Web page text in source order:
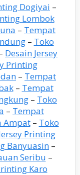
Dogiyai –
Lombok
– Tempat
– Toko
Desain Jersey
Printing
– Tempat
– Tempat
– Toko
– Tempat
Ampat– Toko
Printing
Banyuasin –
Seribu –
Karo